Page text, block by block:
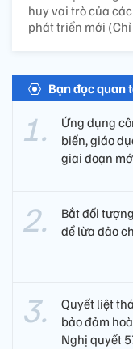
huy vai trò của
phát triển mới
Bạn đọc quan
Ứng dụng
biến, giáo
giai đoạn
Bắt đối
để lừa đảo
Quyết liệt
bảo đảm
Nghị quyết